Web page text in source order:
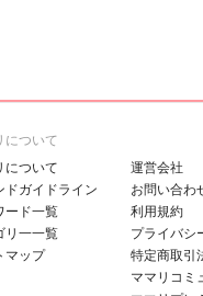
について
について
ドガイドライン
ード一覧
リ一一覧
マップ
運営会社
お問い合わ
利用規約
プライバシ
特定商取引
ママリコミ